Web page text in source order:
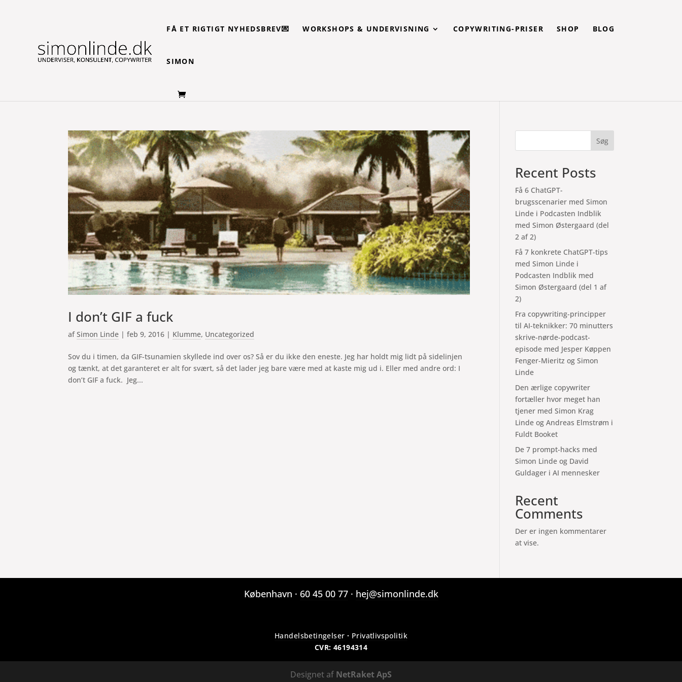
FÅ ET RIGTIGT NYHEDSBREV💌 WORKSHOPS & UNDERVISNING COPYWRITING-PRISER SHOP BLOG
SIMON
I don’t GIF a fuck
afSimon Linde |feb 9, 2016 | Klumme, Uncategorized
Sov du i timen, da GIF-tsunamien skyllede ind over os? Så er du ikke den eneste. Jeg har holdt mig lidt på sidelinjen
og tænkt, at det garanteret er alt for svært, så det lader jeg bare være med at kaste mig ud i. Eller med andre ord: I
don’t GIF a fuck. Jeg...
Søg
Recent Posts
Få 6 ChatGPT-
brugsscenarier med Simon
Linde i Podcasten Indblik
med Simon Østergaard (del
2 af 2)
Få 7 konkrete ChatGPT-tips
med Simon Linde i
Podcasten Indblik med
Simon Østergaard (del 1 af
2)
Fra copywriting-principper
til AI-teknikker: 70 minutters
skrive-nørde-podcast-
episode med Jesper Køppen
Fenger-Mieritz og Simon
Linde
Den ærlige copywriter
fortæller hvor meget han
tjener med Simon Krag
Linde og Andreas Elmstrøm i
Fuldt Booket
De 7 prompt-hacks med
Simon Linde og David
Guldager i AI mennesker
Recent
Comments
Der er ingen kommentarer
at vise.
København · 60 45 00 77· hej@simonlinde.dk
Handelsbetingelser · Privatlivspolitik
CVR: 46194314
Designet af NetRaket ApS